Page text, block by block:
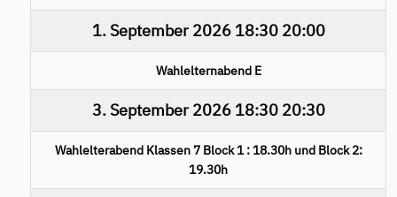
1. September 202618:30 20:00
Wahlelternabend E
3. September 202618:30 20:30
Wahlelterabend Klassen 7 Block 1 : 18.30h und Block 2:
19.30h